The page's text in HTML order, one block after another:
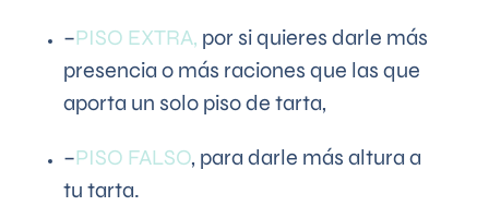
–PISO EXTRA, por si quieres darle más
presencia o más raciones que las que
aporta un solo piso de tarta,
–PISO FALSO, para darle más altura a
tu tarta.